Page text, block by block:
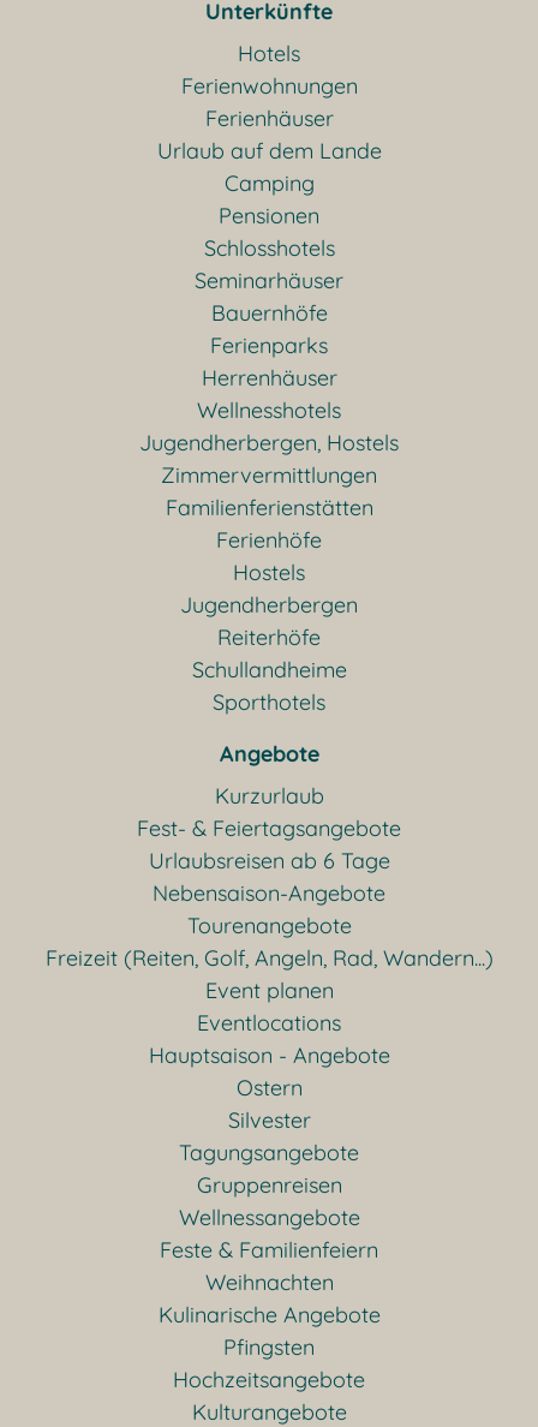
Unterkünfte
Hotels
Ferienwohnungen
Ferienhäuser
Urlaub auf dem Lande
Camping
Pensionen
Schlosshotels
Seminarhäuser
Bauernhöfe
Ferienparks
Herrenhäuser
Wellnesshotels
Jugendherbergen, Hostels
Zimmervermittlungen
Familienferienstätten
Ferienhöfe
Hostels
Jugendherbergen
Reiterhöfe
Schullandheime
Sporthotels
Angebote
Kurzurlaub
Fest- & Feiertagsangebote
Urlaubsreisen ab 6 Tage
Nebensaison-Angebote
Tourenangebote
Freizeit (Reiten, Golf, Angeln, Rad, Wandern...)
Event planen
Eventlocations
Hauptsaison - Angebote
Ostern
Silvester
Tagungsangebote
Gruppenreisen
Wellnessangebote
Feste & Familienfeiern
Weihnachten
Kulinarische Angebote
Pfingsten
Hochzeitsangebote
Kulturangebote